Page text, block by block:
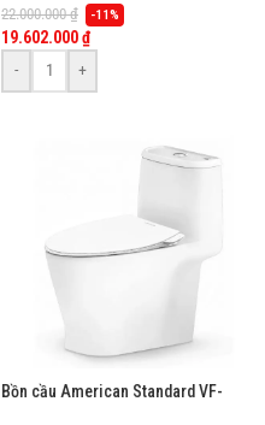
tử Slim WP-7SL1(Pristine), dòng
Loven
22.000.000₫ -11%
19.602.000₫
-
+
Bồn cầu American Standard VF-